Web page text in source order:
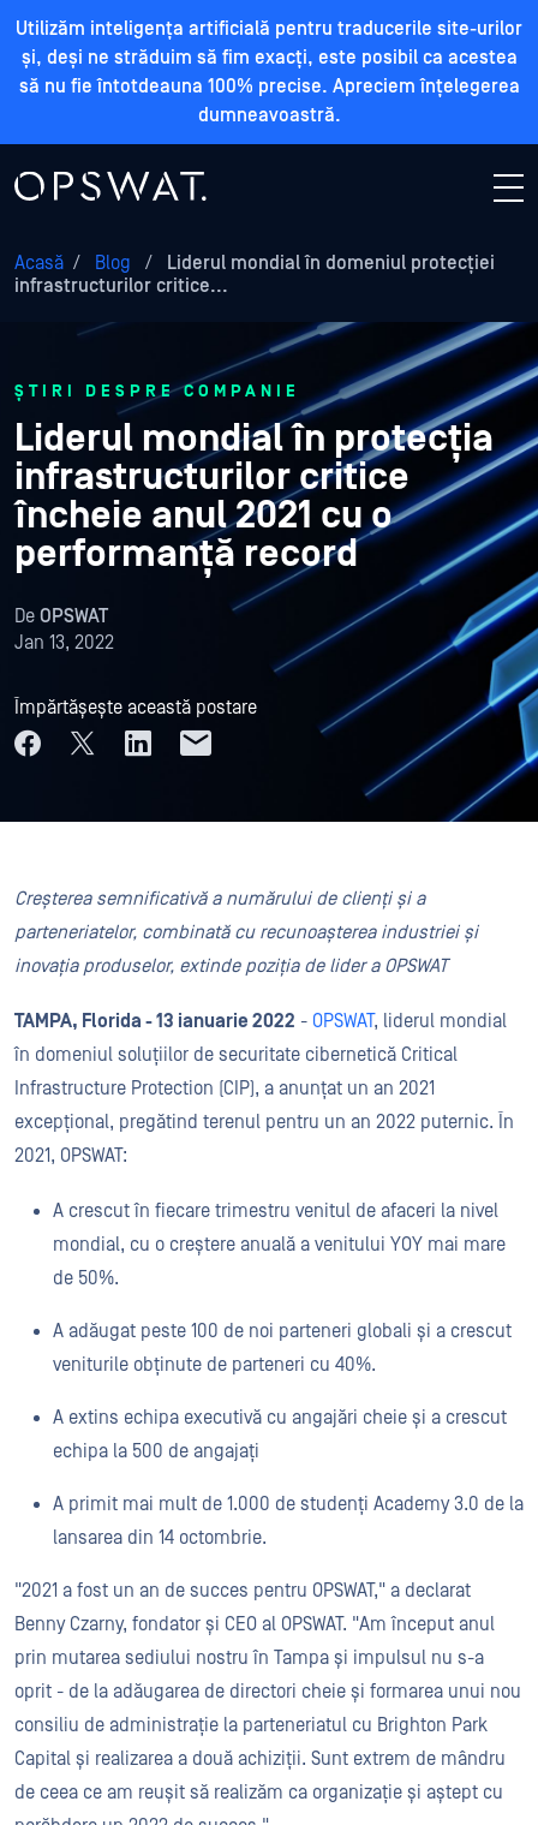
Utilizăm inteligența artificială pentru traducerile site-urilor
și, deși ne străduim să fim exacți, este posibil ca acestea
să nu fie întotdeauna 100% precise. Apreciem înțelegerea
dumneavoastră.
Acasă / Blog /
Liderul mondial în domeniul protecției
infrastructurilor critice...
ȘTIRI DESPRE COMPANIE
Liderul mondial în protecția
infrastructurilor critice
încheie anul 2021 cu o
performanță record
De OPSWAT
Jan 13, 2022
Împărtășește această postare
Creșterea semnificativă a numărului de clienți și a
parteneriatelor, combinată cu recunoașterea industriei și
inovația produselor, extinde poziția de lider a OPSWAT
TAMPA, Florida - 13 ianuarie 2022 - OPSWAT, liderul mondial
în domeniul soluțiilor de securitate cibernetică Critical
Infrastructure Protection (CIP), a anunțat un an 2021
excepțional, pregătind terenul pentru un an 2022 puternic. În
2021, OPSWAT:
A crescut în fiecare trimestru venitul de afaceri la nivel
mondial, cu o creștere anuală a venitului YOY mai mare
de 50%.
A adăugat peste 100 de noi parteneri globali și a crescut
veniturile obținute de parteneri cu 40%.
A extins echipa executivă cu angajări cheie și a crescut
echipa la 500 de angajați
A primit mai mult de 1.000 de studenți Academy 3.0 de la
lansarea din 14 octombrie.
"2021 a fost un an de succes pentru OPSWAT," a declarat
Benny Czarny, fondator și CEO al OPSWAT. "Am început anul
prin mutarea sediului nostru în Tampa și impulsul nu s-a
oprit - de la adăugarea de directori cheie și formarea unui nou
consiliu de administrație la parteneriatul cu Brighton Park
Capital și realizarea a două achiziții. Sunt extrem de mândru
de ceea ce am reușit să realizăm ca organizație și aștept cu